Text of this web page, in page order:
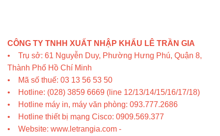
CÔNG TY TNHH XUẤT NHẬP KHẨU LÊ TRẦN GIA
•
Trụ sở: 61 Nguyễn Duy, Phường Hưng Phú, Quận 8,
Thành Phố Hồ Chí Minh
• Mã số thuế: 03 13 56 53 50
• Hotline: (028) 3859 6669 (line 12/13/14/15/16/17/18)
• Hotline máy in, máy văn phòng: 093.777.2686
• Hotline thiết bị mạng Cisco: 0909.569.377
• Website: www.letrangia.com -